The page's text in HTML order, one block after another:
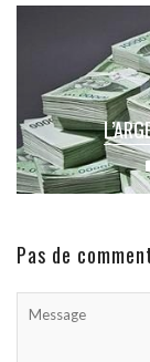
Pas de